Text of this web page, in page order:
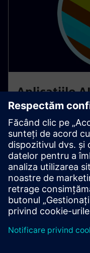
Aplicațiile
resursele de
Sud
Deficitul de apă
multe părți ale
inovatoare pentru